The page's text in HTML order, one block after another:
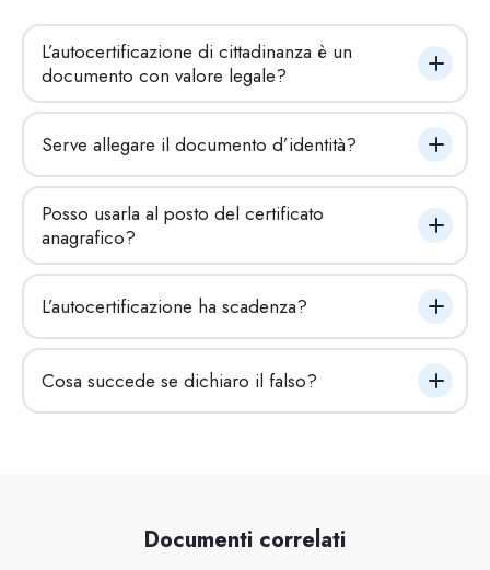
L’autocertificazione di cittadinanza è un
documento con valore legale?
Serve allegare il documento d’identità?
Posso usarla al posto del certificato
anagrafico?
L’autocertificazione ha scadenza?
Cosa succede se dichiaro il falso?
Documenti correlati